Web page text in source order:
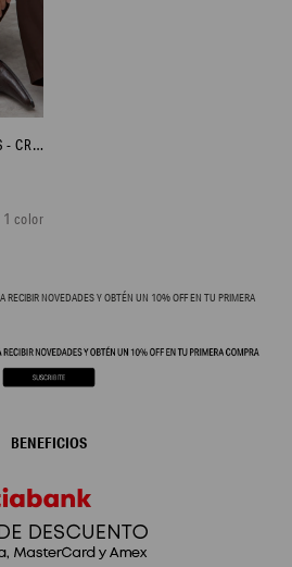
MEDIA POLERA ESTRUCTURAS - CRUDO
1 color
RECIBIR NOVEDADES Y OBTÉN UN 10% OFF EN TU PRIMERA
BENEFICIOS